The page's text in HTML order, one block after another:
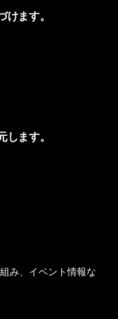
ます。
ます。
み、イベント情報な